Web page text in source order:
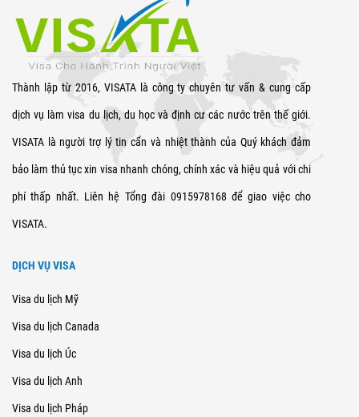
Thành lập từ 2016, VISATA là công ty chuyên tư vấn & cung cấp
dịch vụ làm visa du lịch, du học và định cư các nước trên thế giới.
VISATA là người trợ lý tin cẩn và nhiệt thành của Quý khách đảm
bảo làm thủ tục xin visa nhanh chóng, chính xác và hiệu quả với chi
phí thấp nhất. Liên hệ Tổng đài 0915978168 để giao việc cho
VISATA.
DỊCH VỤ VISA
Visa du lịch Mỹ
Visa du lịch Canada
Visa du lịch Úc
Visa du lịch Anh
Visa du lịch Pháp